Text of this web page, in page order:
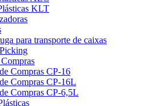
KLT
para transporte de caixas
Compras CP-16
Compras CP-16L
Compras CP-6,5L